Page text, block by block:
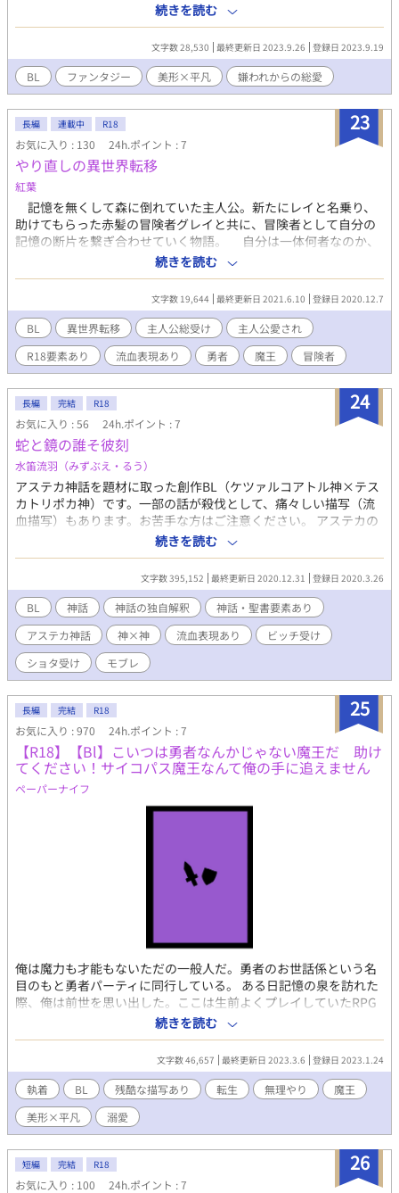
らも、奮闘する。 コメディ時々シリアス ※流血表現あり ※後に無
理矢理表現あり
続きを読む
文字数 28,530 最終更新日 2023.9.26 登録日 2023.9.19
BL ファンタジー 美形×平凡 嫌われからの総愛
23
長編 連載中 R18
お気に入り : 130 24h.ポイント : 7
やり直しの異世界転移
紅葉
記憶を無くして森に倒れていた主人公。新たにレイと名乗り、
助けてもらった赤髪の冒険者グレイと共に、冒険者として自分の
記憶の断片を繋ぎ合わせていく物語。 自分は一体何者なのか、
どこからきたのか…。 優しくもドSな赤髪の冒険者×記憶を無
くした虚弱体質主人公（魔力SSS） その他攻めがあと2〜3人いる
予定です。 ＊主人公総受けです。脇CPなしの予定です、必要にな
ったら出てくるかもしれません。 ＊キス程度 ＊ お触り ＊
＊ 最後まで ＊＊＊ ＊ご都合主義で参ります。 ＊小説を書く？
ことが初めてですので、誤字脱字、文章表現、背景は拙いです。
完全に思いつきで始めております。 ＊投稿はゆっくりやっていき
たいです。最後まで行けたら奇跡。 ＊なろう小説でも投稿してお
ります。
続きを読む
文字数 19,644 最終更新日 2021.6.10 登録日 2020.12.7
BL 異世界転移 主人公総受け
主人公愛され
R18要素あり
流血表現あり 勇者 魔王 冒険者
24
長編 完結 R18
お気に入り : 56 24h.ポイント : 7
蛇と鏡の誰そ彼刻
水笛流羽（みずぶえ・るう）
アステカ神話を題材に取った創作BL（ケツァルコアトル神×テス
カトリポカ神）です。一部の話が殺伐として、痛々しい描写（流
血描写）もあります。お苦手な方はご注意ください。 アステカの
地を追放されようとしている風の神ケツァルコアトルが黄昏の頃
に訪れたのは「あの神」の神殿だった。 彼を陥れ追放した張本人
である夜の神は、艶めかしく笑って囁く。「そんな下らん恨み言
を、言いに来たのではなかろう」 と。 ○要素 第1話：流血表現、
性的表現、誘い受け、ビッチ受け 第2〜3話：ショタ受け、ほのぼ
の 第4話：ショタ受け、輪姦 第5話：ショタ受け、輪姦、性的表現
第6話：ショタ受け、性的表現、残酷描写 第7話：ショタ受け、強
姦、性的表現 第8話：ショタ受け、残酷描写 第9話：ショタ受け、
主従関係(奴隷扱い)、性的表現 第10話：ショタ受け、性的表現(匂
受け、性的表現(誘い受け、自慰行為)(匂わせ) 第13話：ショタ受
け、性的表現(誘い受け)、流血描写 第14話：性的表現(誘い受あ
り)、暴力的な描写 第15話：うっすらと性的・残酷な表現 第16
話：うっすらと性的・残酷な表現 第17話：残酷な表現 第18話：
(特段の注意事項なし) 第19話：性的表現(襲い受) 第20・21話：シ
ョートストーリーまとめ 第22話：性的表現、攻めと女性の恋愛描
写 第23話：性的・暴力的表現、受けの婚姻の話題 第24話：性的
責め) 第30話：性的表現(言葉責め) 第31話：性的表現 第32話：軽
めの性的表現 第33話 ショートストーリーまとめ 第34話：性的
43話：死ネタ 第44話：エピローグ。注意事項なし 第45話：（シ
ョートストーリーまとめ）
続きを読む
文字数 395,152 最終更新日 2020.12.31 登録日 2020.3.26
BL 神話 神話の独自解釈
神話・聖書要素あり
アステカ神話
神×神 流血表現あり
ビッチ受け
ショタ受け
モブレ
25
長編 完結 R18
お気に入り : 970 24h.ポイント : 7
【R18】【Bl】こいつは勇者なんかじゃない魔王だ 助け
てください！サイコパス魔王なんて俺の手に追えません
ペーパーナイフ
俺は魔力も才能もないただの一般人だ。勇者のお世話係という名
目のもと勇者パーティに同行している。 ある日記憶の泉を訪れた
際、俺は前世を思い出した。ここは生前よくプレイしていたRPG
ゲーム？ ということは…こいつは勇者になりすました魔王だ！俺
は魔王の暗殺を計画するが何故か執着されてしまって…。ピアス
バチバチ黒髪マッシュ美形鬼畜×平凡強気受け 注意 攻めはサイコ
パス 残酷なシーン、死ぬ・殺す・流血表現あり エロ多め 受けが
可愛そう 強引からの溺愛 鬼畜 無理やり 女装 目隠し拘
束 青姦 何でもありな人向け リバなし 妊娠なし
続きを読む
文字数 46,657 最終更新日 2023.3.6 登録日 2023.1.24
執着 BL 残酷な描写あり 転生 無理やり
魔王
美形×平凡
溺愛
26
短編 完結 R18
お気に入り : 100 24h.ポイント : 7